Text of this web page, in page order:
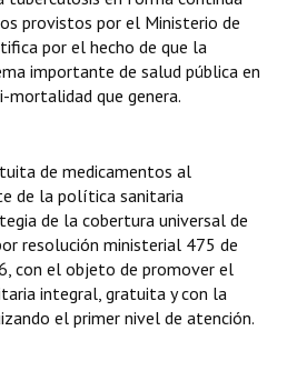
provistos por el Ministerio de
por el hecho de que la
importante de salud pública en
que genera.
de medicamentos al
de la política sanitaria
de la cobertura universal de
resolución ministerial 475 de
con el objeto de promover el
integral, gratuita y con la
el primer nivel de atención.